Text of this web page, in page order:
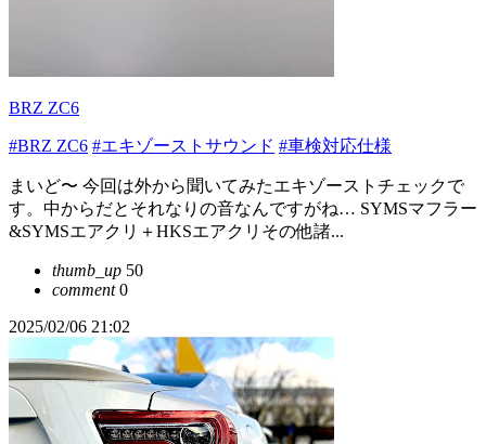
BRZ ZC6
#BRZ ZC6 #エキゾーストサウンド #車検対応仕様
まいど〜 今回は外から聞いてみたエキゾーストチェックで
す。中からだとそれなりの音なんですがね… SYMSマフラー
&SYMSエアクリ＋HKSエアクリその他諸...
thumb_up 50
comment0
2025/02/06 21:02